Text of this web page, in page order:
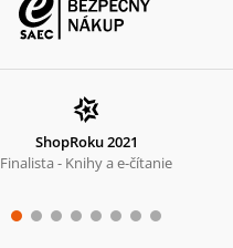
ShopRoku 2021
Finalista - Knihy a e-čítanie